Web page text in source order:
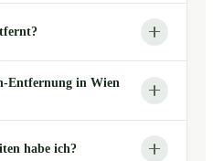
Entfernung in Wien
habe ich?